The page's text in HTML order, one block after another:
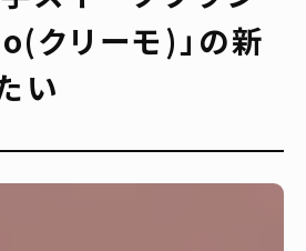
クリーモ)」の新
い